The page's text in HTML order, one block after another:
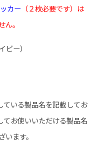
カー （２枚必要です）は
。
ー）
いる製品名を記載してお
お使いいただける製品名
ます。